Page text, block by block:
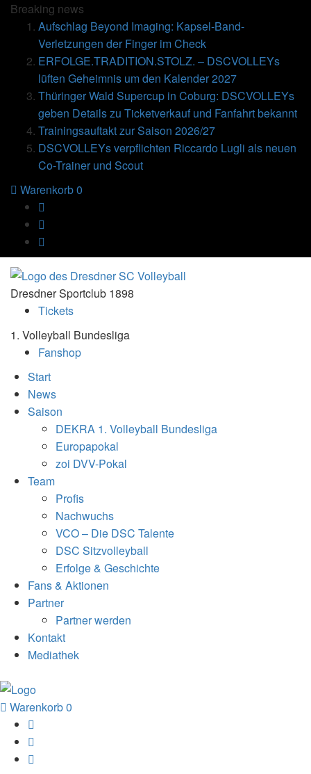
Breaking news
Aufschlag Beyond Imaging: Kapsel-Band-
Verletzungen der Finger im Check
ERFOLGE.TRADITION.STOLZ. – DSCVOLLEYs
lüften Geheimnis um den Kalender 2027
Thüringer Wald Supercup in Coburg: DSCVOLLEYs
geben Details zu Ticketverkauf und Fanfahrt bekannt
Trainingsauftakt zur Saison 2026/27
DSCVOLLEYs verpflichten Riccardo Lugli als neuen
Co-Trainer und Scout
Warenkorb0
Dresdner Sportclub 1898
Tickets
1. Volleyball Bundesliga
Fanshop
Start
News
Saison
DEKRA 1. Volleyball Bundesliga
Europapokal
zoi DVV-Pokal
Team
Profis
Nachwuchs
VCO – Die DSC Talente
DSC Sitzvolleyball
Erfolge & Geschichte
Fans & Aktionen
Partner
Partner werden
Kontakt
Mediathek
Warenkorb0